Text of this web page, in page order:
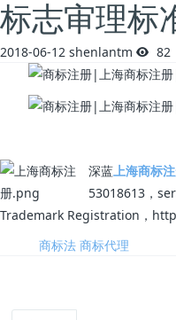
标志审理标
2018-06-12 shenlantm 82
深蓝 上海商标
53018613，
Trademark Registration，
商标法 商标代理